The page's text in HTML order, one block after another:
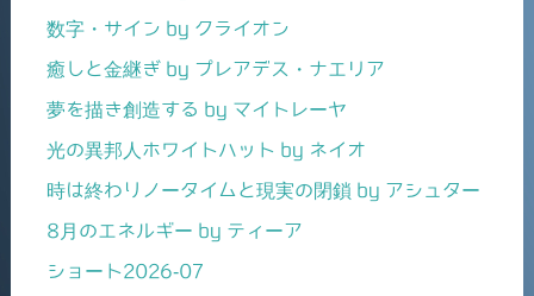
数字・サイン by クライオン
癒しと金継ぎ by プレアデス・ナエリア
夢を描き創造する by マイトレーヤ
光の異邦人ホワイトハット by ネイオ
時は終わりノータイムと現実の閉鎖 by アシュター
8月のエネルギー by ティーア
ショート2026-07